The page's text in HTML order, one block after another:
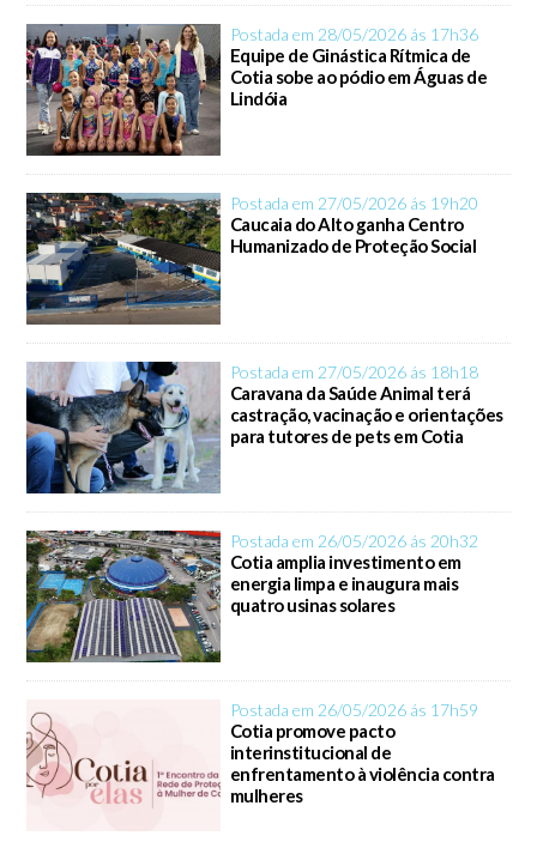
Postada em 28/05/2026 ás 17h36
Equipe de Ginástica Rítmica de
Cotia sobe ao pódio em Águas de
Lindóia
Postada em 27/05/2026 ás 19h20
Caucaia do Alto ganha Centro
Humanizado de Proteção Social
Postada em 27/05/2026 ás 18h18
Caravana da Saúde Animal terá
castração, vacinação e orientações
para tutores de pets em Cotia
Postada em 26/05/2026 ás 20h32
Cotia amplia investimento em
energia limpa e inaugura mais
quatro usinas solares
Postada em 26/05/2026 ás 17h59
Cotia promove pacto
interinstitucional de
enfrentamento à violência contra
mulheres